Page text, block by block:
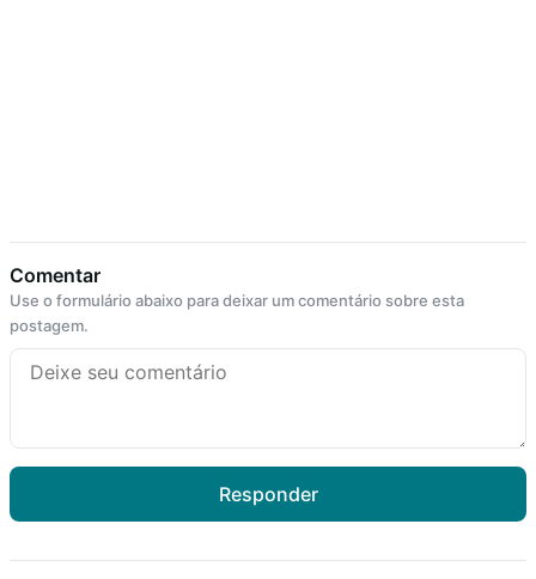
Comentar
Use o formulário abaixo para deixar um comentário sobre esta
postagem.
Responder